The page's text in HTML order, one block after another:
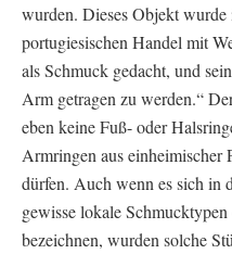
wurden. Dieses Objekt
portugiesischen Handel mit
als Schmuck gedacht, und
Arm getragen zu werden.“
eben keine Fuß- oder
Armringen aus einheimischer
dürfen. Auch wenn es sich in
gewisse lokale
bezeichnen, wurden solche